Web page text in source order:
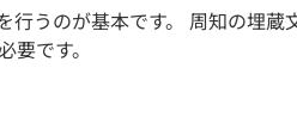
うのが基本です。 周知の埋蔵
です。